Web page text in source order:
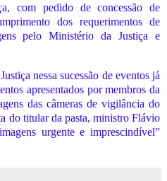
com pedido de concessão de
dos requerimentos de
pelo Ministério da Justiça e
nessa sucessão de eventos já
apresentados por membros da
das câmeras de vigilância do
do titular da pasta, ministro Flávio
urgente e imprescindível”